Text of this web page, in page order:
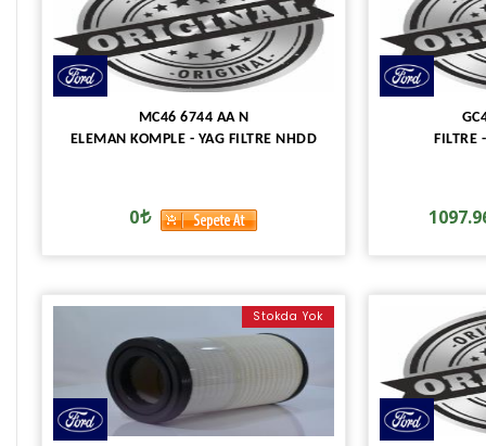
MC46 6744 AA N
ELEMAN KOMPLE - YAG FILTRE NHDD
0
FILTRE
Stokda Yok